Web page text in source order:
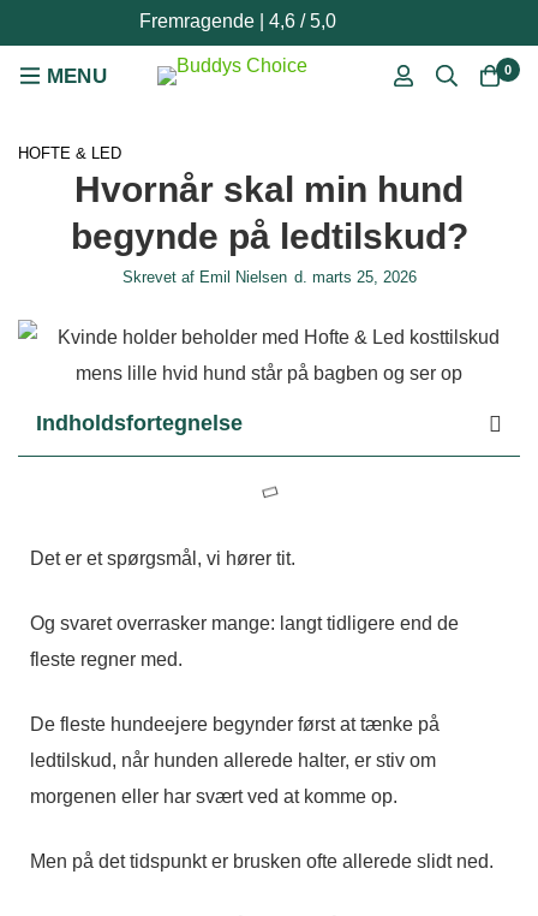
Fremragende | 4,6 / 5,0
0
HOFTE & LED
Hvornår skal min hund
begynde på ledtilskud?
Skrevet afEmil Nielsen d. marts 25, 2026
Indholdsfortegnelse
Det er et spørgsmål, vi hører tit.
Og svaret overrasker mange: langt tidligere end de
fleste regner med.
De fleste hundeejere begynder først at tænke på
ledtilskud, når hunden allerede halter, er stiv om
morgenen eller har svært ved at komme op.
Men på det tidspunkt er brusken ofte allerede slidt ned.